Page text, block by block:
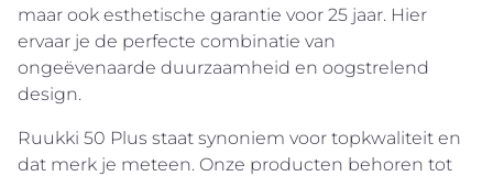
maar ook esthetische garantie voor 25 jaar. Hier
ervaar je de perfecte combinatie van
ongeëvenaarde duurzaamheid en oogstrelend
design.
Ruukki 50 Plus staat synoniem voor topkwaliteit en
dat merk je meteen. Onze producten behoren tot